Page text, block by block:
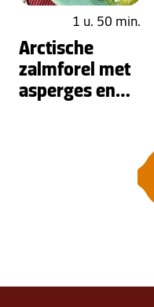
1 u. 50 min.
Arctische
zalmforel met
asperges en